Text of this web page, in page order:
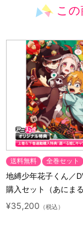
こ
送料無料 全巻セット
地縛少年花子くん／
購入セット（あにま
ジナル特典付き・送料
¥35,200 （税込）